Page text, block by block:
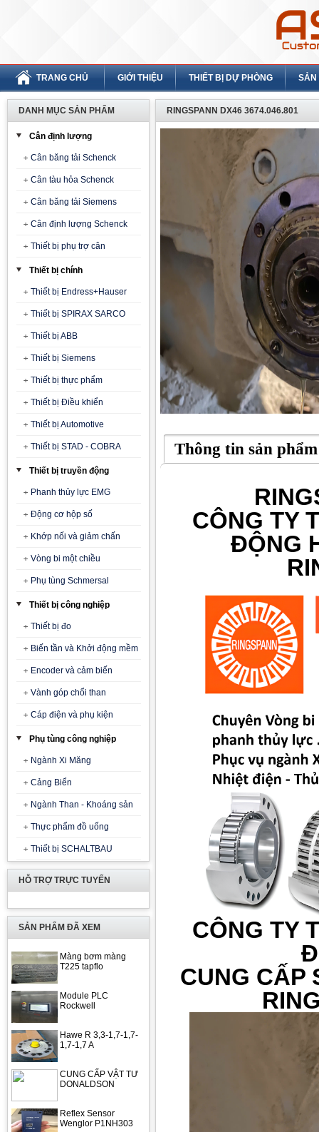
TRANG CHỦ GIỚI THIỆU THIẾT BỊ DỰ PHÒNG SẢN
DANH MỤC SẢN PHẨM
Cân định lượng
Cân băng tải Schenck
Cân tàu hỏa Schenck
Cân băng tải Siemens
Cân định lượng Schenck
Thiết bị phụ trợ cân
Thiết bị chính
Thiết bị Endress+Hauser
Thiết bị SPIRAX SARCO
Thiết bị ABB
Thiết bị Siemens
Thiết bị thực phẩm
Thiết bị Điều khiển
Thiết bị Automotive
Thiết bị STAD - COBRA
Thiết bị truyền động
Phanh thủy lực EMG
Động cơ hộp số
Khớp nối và giảm chấn
Vòng bi một chiều
Phụ tùng Schmersal
Thiết bị công nghiệp
Thiết bị đo
Biến tần và Khởi động mềm
Encoder và cảm biến
Vành góp chổi than
Cáp điện và phụ kiện
Phụ tùng công nghiệp
Ngành Xi Măng
Cảng Biển
Ngành Than - Khoáng sản
Thực phẩm đồ uống
Thiết bị SCHALTBAU
HỖ TRỢ TRỰC TUYẾN
SẢN PHẨM ĐÃ XEM
Màng bơm màng
T225 tapflo
Module PLC
Rockwell
Hawe R 3,3-1,7-1,7-
1,7-1,7 A
CUNG CẤP VẬT TƯ
DONALDSON
Reflex Sensor
Wenglor P1NH303
RINGSPANN DX46 3674.046.801
Thông tin sản phẩm
CÔNG TY
ĐỘNG
CÔNG TY
CUNG CẤP